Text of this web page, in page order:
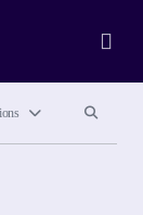
Search site